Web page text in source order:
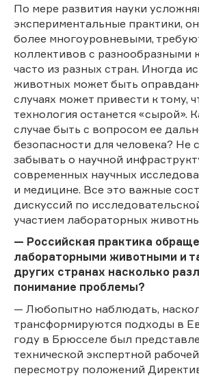
По мере развития науки
экспериментальные практики,
более многоуровневыми,
коллективов с разнообразными
часто из разных стран. Иногда
животных может быть
случаях может привести к тому,
технология останется «сырой».
случае быть с вопросом ее
безопасности для человека? Не
забывать о научной
современных научных
и медицине. Все это важные
дискуссий по
участием лабораторных
— Российская практика
лабораторными животными и
других странах насколько
понимание проблемы?
— Любопытно наблюдать,
трансформируются подходы в
году в Брюсселе был
технической экспертной
пересмотру положений